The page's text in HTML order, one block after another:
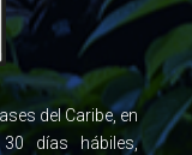
del Caribe, en
días hábiles,